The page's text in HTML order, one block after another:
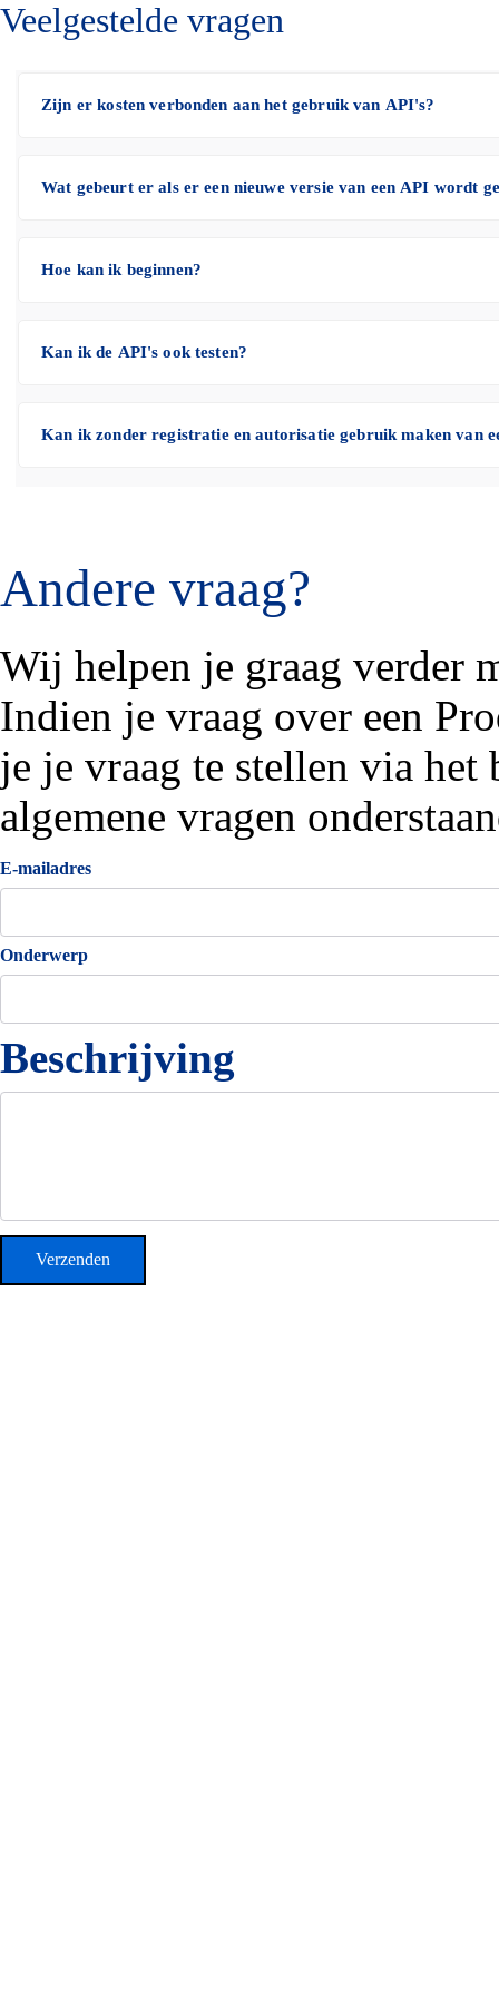
Veelgestelde vragen
Zijn er kosten verbonden aan het gebruik van API's?
Wat gebeurt er als er een nieuwe versie van een API wordt
Hoe kan ik beginnen?
Kan ik de API's ook testen?
Kan ik zonder registratie en autorisatie gebruik maken van
Andere vraag?
Wij helpen je graag verder
Indien je vraag over een
je je vraag te stellen via
algemene vragen
E-mailadres
Onderwerp
Beschrijving
Verzenden